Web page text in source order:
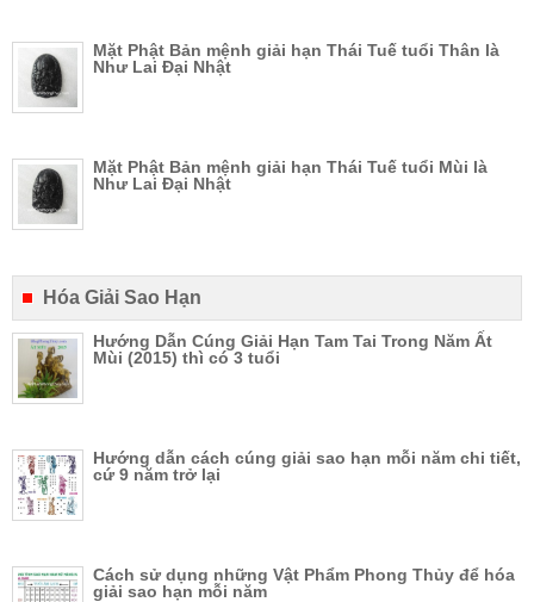
Mặt Phật Bản mệnh giải hạn Thái Tuế tuổi Thân là
Như Lai Đại Nhật
Mặt Phật Bản mệnh giải hạn Thái Tuế tuổi Mùi là
Như Lai Đại Nhật
Hóa Giải Sao Hạn
Hướng Dẫn Cúng Giải Hạn Tam Tai Trong Năm Ất
Mùi (2015) thì có 3 tuổi
Hướng dẫn cách cúng giải sao hạn mỗi năm chi tiết,
cứ 9 năm trở lại
Cách sử dụng những Vật Phẩm Phong Thủy để hóa
giải sao hạn mỗi năm